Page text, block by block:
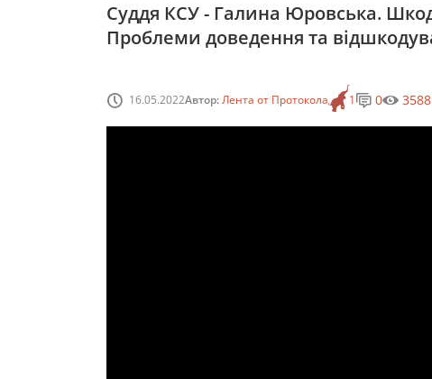
Суддя КСУ - Галина Юровська.
Проблеми доведення та
16.05.2022Автор:Лента от Протокола 1 0 3588